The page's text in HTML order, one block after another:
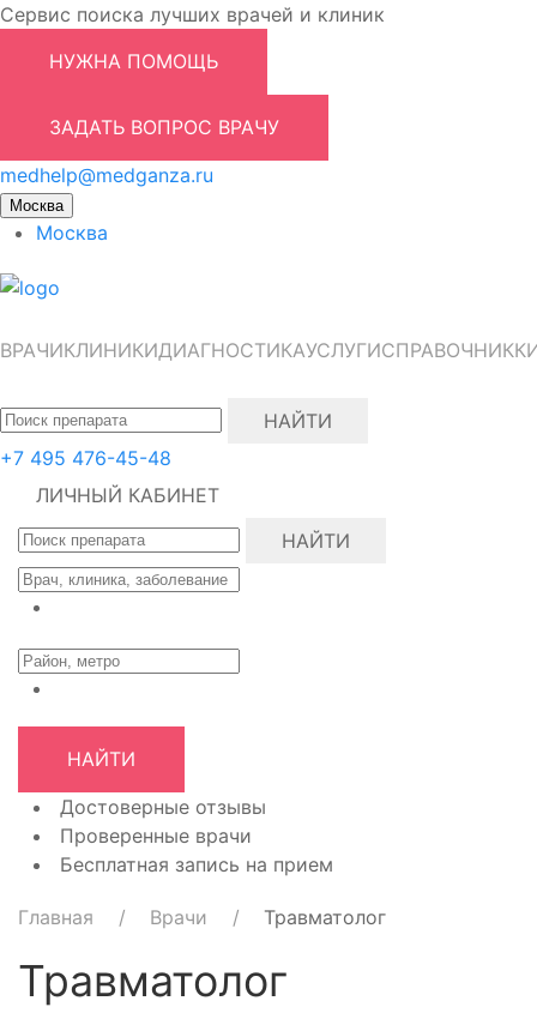
Сервис поиска лучших врачей и клиник
НУЖНА ПОМОЩЬ
ЗАДАТЬ ВОПРОС ВРАЧУ
medhelp@medganza.ru
Москва
Москва
ВРАЧИКЛИНИКИДИАГНОСТИКАУСЛУГИСПРАВОЧНИК
НАЙТИ
+7 495 476-45-48
ЛИЧНЫЙ КАБИНЕТ
НАЙТИ
НАЙТИ
Достоверные отзывы
Проверенные врачи
Бесплатная запись на прием
Главная Врачи Травматолог
Травматолог